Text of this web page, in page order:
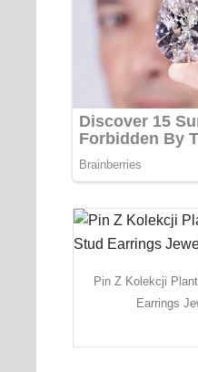
Pin Z Kolekcji
Earrings